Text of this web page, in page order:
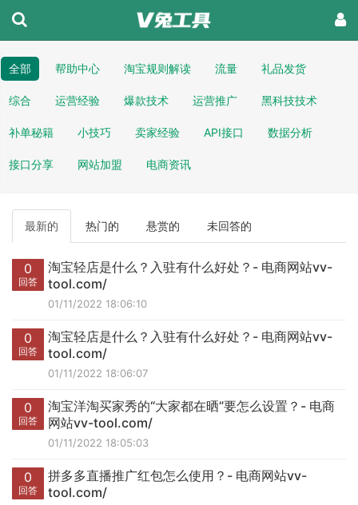
全部 帮助中心 淘宝规则解读 流量 礼品发货
综合 运营经验 爆款技术 运营推广 黑科技技术
补单秘籍 小技巧 卖家经验 API接口 数据分析
接口分享 网站加盟 电商资讯
最新的 热门的 悬赏的 未回答的
0
回答
淘宝轻店是什么？入驻有什么好处？- 电商网站vv-
tool.com/
01/11/2022 18:06:10
0
回答
淘宝轻店是什么？入驻有什么好处？- 电商网站vv-
tool.com/
01/11/2022 18:06:07
0
回答
淘宝洋淘买家秀的“大家都在晒”要怎么设置？- 电商
网站vv-tool.com/
01/11/2022 18:05:03
0
回答
拼多多直播推广红包怎么使用？- 电商网站vv-
tool.com/